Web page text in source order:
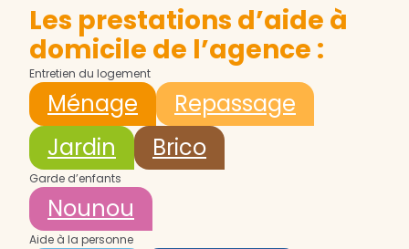
Les prestations d’aide à
domicile de l’agence :
Entretien du logement
Ménage
Repassage
Jardin
Brico
Garde d’enfants
Nounou
Aide à la personne